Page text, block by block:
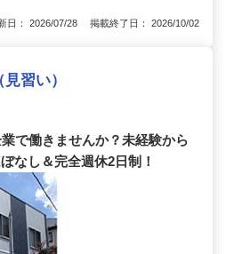
日： 2026/07/28 掲載終了日： 2026/10/02
習い）
で働きませんか？未経験から
なし＆完全週休2日制！